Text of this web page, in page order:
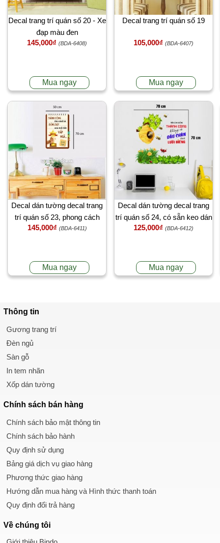
Decal trang trí quán số 20 - Xe
đạp màu đen
145,000₫ (BDA-6408)
Mua ngay
Decal trang trí quán số 19
105,000₫ (BDA-6407)
Mua ngay
Decal dán tường decal trang
trí quán số 23, phong cách
hàn quốc, trang trí quán cafe,
145,000₫ (BDA-6411)
Mua ngay
Decal dán tường decal trang
trí quán số 24, có sẵn keo dán
2 mặt, dán quán trà sữa, độc
125,000₫ (BDA-6412)
Mua ngay
Thông tin
Gương trang trí
Đèn ngủ
Sàn gỗ
In tem nhãn
Xốp dán tường
Chính sách bán hàng
Chính sách bảo mật thông tin
Chính sách bảo hành
Quy định sử dụng
Bảng giá dịch vụ giao hàng
Phương thức giao hàng
Hướng dẫn mua hàng và Hình thức thanh toán
Quy định đổi trả hàng
Về chúng tôi